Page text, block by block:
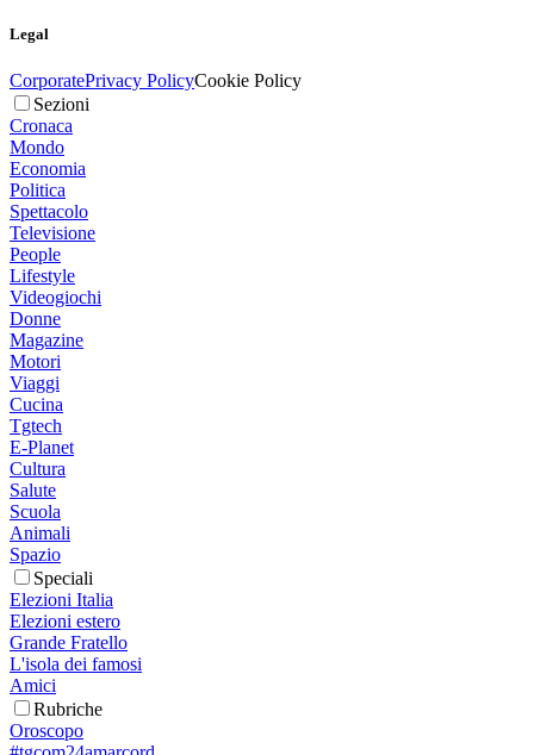
Legal
CorporatePrivacy PolicyCookie Policy
Sezioni
Cronaca
Mondo
Economia
Politica
Spettacolo
Televisione
People
Lifestyle
Videogiochi
Donne
Magazine
Motori
Viaggi
Cucina
Tgtech
E-Planet
Cultura
Salute
Scuola
Animali
Spazio
Speciali
Elezioni Italia
Elezioni estero
Grande Fratello
L'isola dei famosi
Amici
Rubriche
Oroscopo